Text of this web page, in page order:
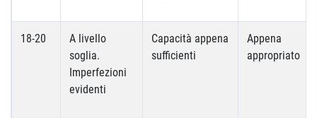
18-20
A livello
soglia.
Imperfezioni
evidenti
Capacità appena
sufficienti
Appena
appropriato